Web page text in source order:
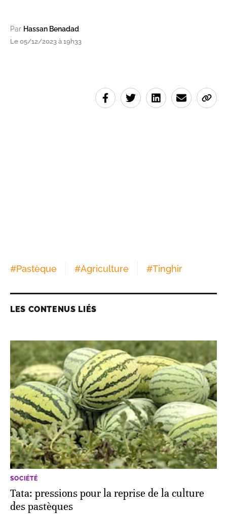
Par Hassan Benadad
Le 05/12/2023 à 19h33
#Pastèque #Agriculture #Tinghir
LES CONTENUS LIÉS
SOCIÉTÉ
Tata: pressions pour la reprise de la culture
des pastèques